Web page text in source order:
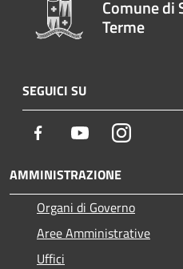
Comune di
Terme
SEGUICI SU
Facebook YoutubeInstagram
AMMINISTRAZIONE
Organi di Governo
Aree Amministrative
Uffici